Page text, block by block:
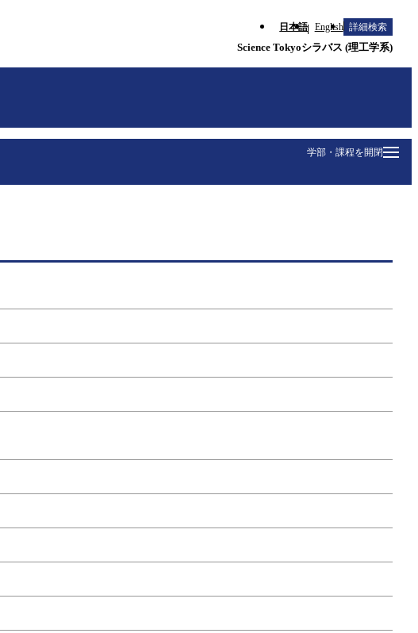
日本語 English 詳細検索
Science Tokyoシラバス (理工学系)
学部・課程を開閉